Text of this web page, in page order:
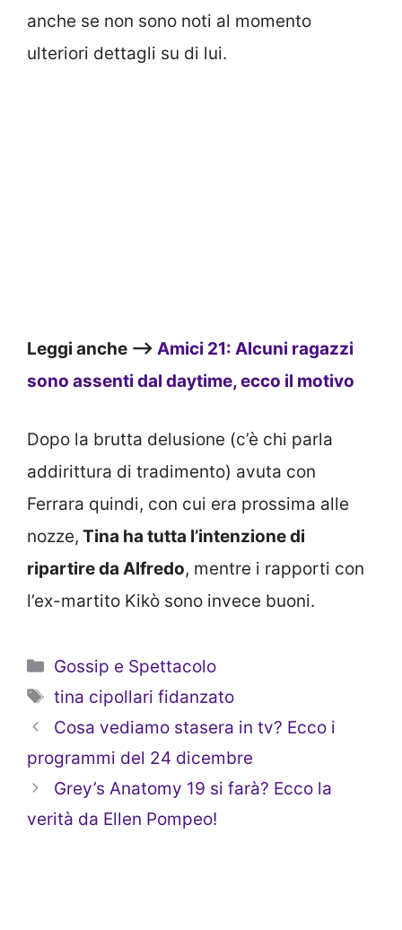
anche se non sono noti al momento
ulteriori dettagli su di lui.
Leggi anche –> Amici 21: Alcuni ragazzi
sono assenti dal daytime, ecco il motivo
Dopo la brutta delusione (c’è chi parla
addirittura di tradimento) avuta con
Ferrara quindi, con cui era prossima alle
nozze, Tina ha tutta l’intenzione di
ripartire da Alfredo, mentre i rapporti con
l’ex-martito Kikò sono invece buoni.
Categorie
Gossip e Spettacolo
Tag
tina cipollari fidanzato
Cosa vediamo stasera in tv? Ecco i
programmi del 24 dicembre
Grey’s Anatomy 19 si farà? Ecco la
verità da Ellen Pompeo!